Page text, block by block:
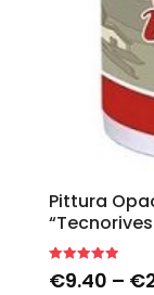
Pittura
Rated
5.00
€9.40 – €